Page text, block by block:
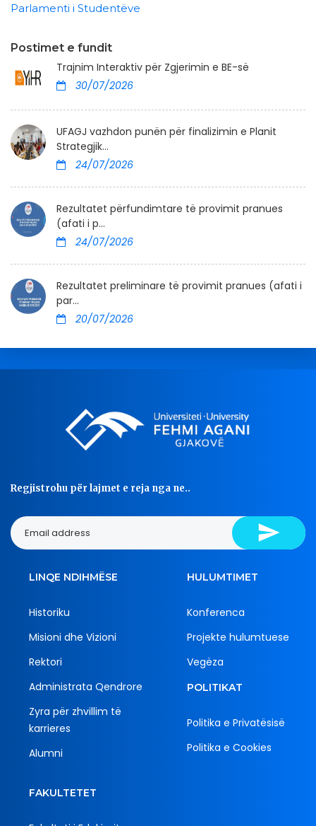
Parlamenti i Studentëve
Postimet e fundit
Trajnim Interaktiv për Zgjerimin e BE-së
30/07/2026
UFAGJ vazhdon punën për finalizimin e Planit
Strategjik...
24/07/2026
Rezultatet përfundimtare të provimit pranues
(afati i p...
24/07/2026
Rezultatet preliminare të provimit pranues (afati i
par...
20/07/2026
Regjistrohu për lajmet e reja nga ne..
LINQE NDIHMËSE
Historiku
Misioni dhe Vizioni
Rektori
Administrata Qendrore
Zyra për zhvillim të
karrieres
Alumni
HULUMTIMET
Konferenca
Projekte hulumtuese
Vegëza
POLITIKAT
Politika e Privatësisë
Politika e Cookies
FAKULTETET